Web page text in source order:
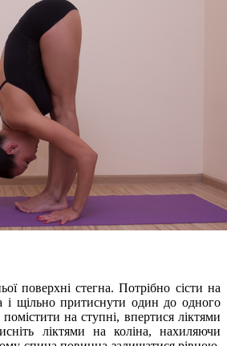
поверхні стегна. Потрібно сісти на
і щільно притиснути один до одного
на ступні, впертися ліктями
ліктями на коліна, нахиляючи